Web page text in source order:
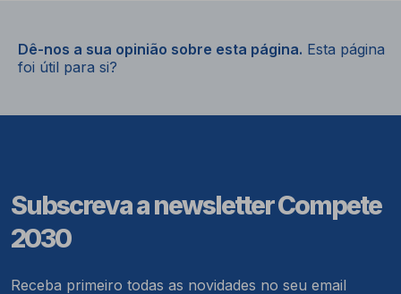
Dê-nos a sua opinião sobre esta página. Esta página
foi útil para si?
Subscreva a newsletter Compete
2030
Receba primeiro todas as novidades no seu email